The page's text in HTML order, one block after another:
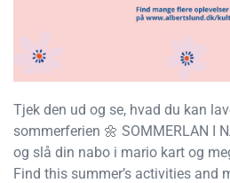
Tjek den ud og se, hvad du kan
sommerferien 🌼 SOMMERLAN I
og slå din nabo i mario kart og
Find this summer’s activities and